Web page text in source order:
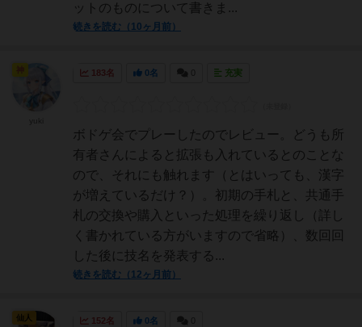
ットのものについて書きま...
続きを読む（10ヶ月前）
183名 0名 充実
ボドゲ会でプレーしたのでレビュー。どうも所
有者さんによると拡張も入れているとのことな
ので、それにも触れます（とはいっても、漢字
が増えているだけ？）。初期の手札と、共通手
札の交換や購入といった処理を繰り返し（詳し
く書かれている方がいますので省略）、数回回
した後に技名を発表する...
続きを読む（12ヶ月前）
152名 0名
仙人